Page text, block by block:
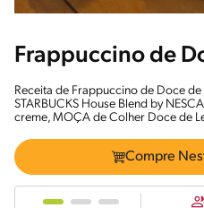
Frappuccino de
Receita de Frappuccino de Doce
STARBUCKS House Blend by
creme, MOÇA de Colher Doce de
Compre